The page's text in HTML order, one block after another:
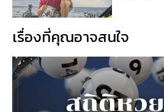
เรื่องที่คุณอาจสนใจ